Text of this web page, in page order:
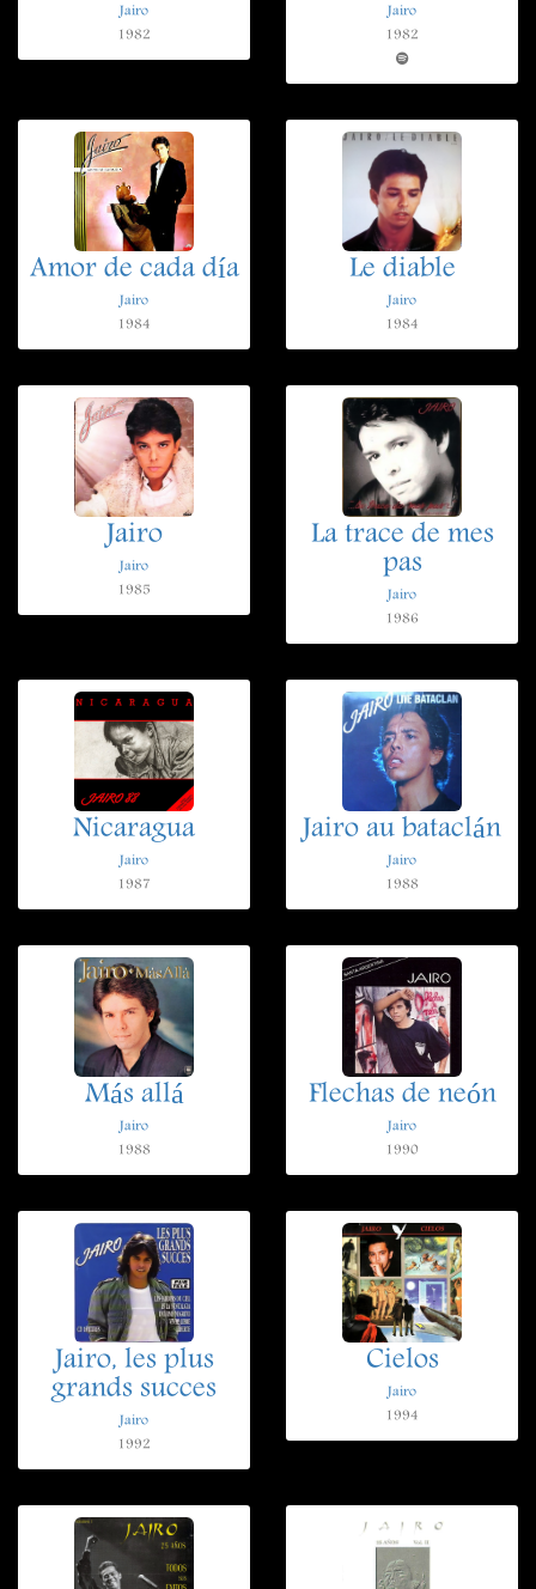
Jairo
1982
Jairo
1982
Amor de cada día
Jairo
1984
Le diable
Jairo
1984
Jairo
Jairo
1985
La trace de mes
pas
Jairo
1986
Nicaragua
Jairo
1987
Jairo au bataclán
Jairo
1988
Más allá
Jairo
1988
Flechas de neón
Jairo
1990
Jairo, les plus
grands succes
Jairo
1992
Cielos
Jairo
1994